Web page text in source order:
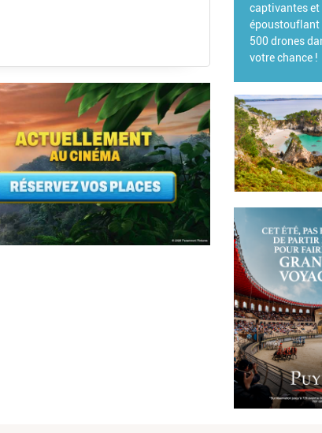
époustouflant avec un ballet de
500 drones dans le ciel. Tentez